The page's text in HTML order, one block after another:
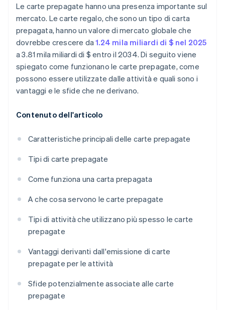
Le carte prepagate hanno una presenza importante sul
mercato. Le carte regalo, che sono un tipo di carta
prepagata, hanno un valore di mercato globale che
dovrebbe crescere da1.24 mila miliardi di $ nel 2025
a 3.81 mila miliardi di $ entro il 2034. Di seguito viene
spiegato come funzionano le carte prepagate, come
possono essere utilizzate dalle attività e quali sono i
vantaggi e le sfide che ne derivano.
Contenuto dell'articolo
Caratteristiche principali delle carte prepagate
Tipi di carte prepagate
Come funziona una carta prepagata
A che cosa servono le carte prepagate
Tipi di attività che utilizzano più spesso le carte
prepagate
Vantaggi derivanti dall'emissione di carte
prepagate per le attività
Sfide potenzialmente associate alle carte
prepagate